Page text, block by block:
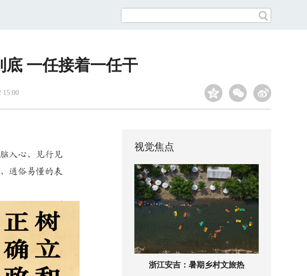
底 一任接着一任干
15:00
入心、见行见
通俗易懂的表
视觉焦点
浙江安吉：暑期乡村文旅热